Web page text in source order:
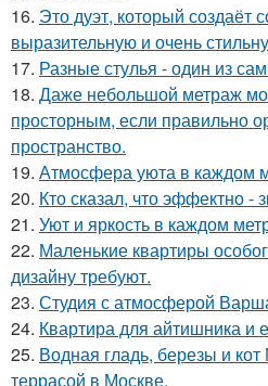
16. Это дуэт, который создаёт
выразительную и очень
17. Разные стулья - один из
18. Даже небольшой метраж
просторным, если правильно
пространство.
19. Атмосфера уюта в каждом
20. Кто сказал, что эффектно -
21. Уют и яркость в каждом
22. Маленькие квартиры
дизайну требуют.
23. Студия с атмосферой
24. Квартира для айтишника и
25. Водная гладь, березы и
террасой в Москве.